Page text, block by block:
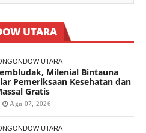
UTARA
UTARA
Milenial Bintauna
Pemeriksaan Kesehatan dan
Gratis
Agu 07, 2026
UTARA